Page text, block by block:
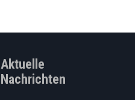
Aktuelle
Nachrichten